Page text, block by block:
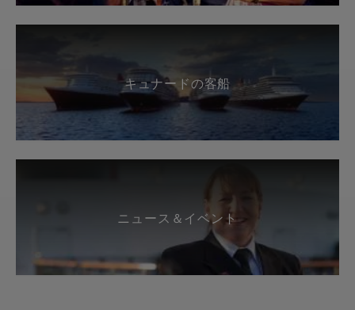
キュナードの客船
ニュース＆イベント